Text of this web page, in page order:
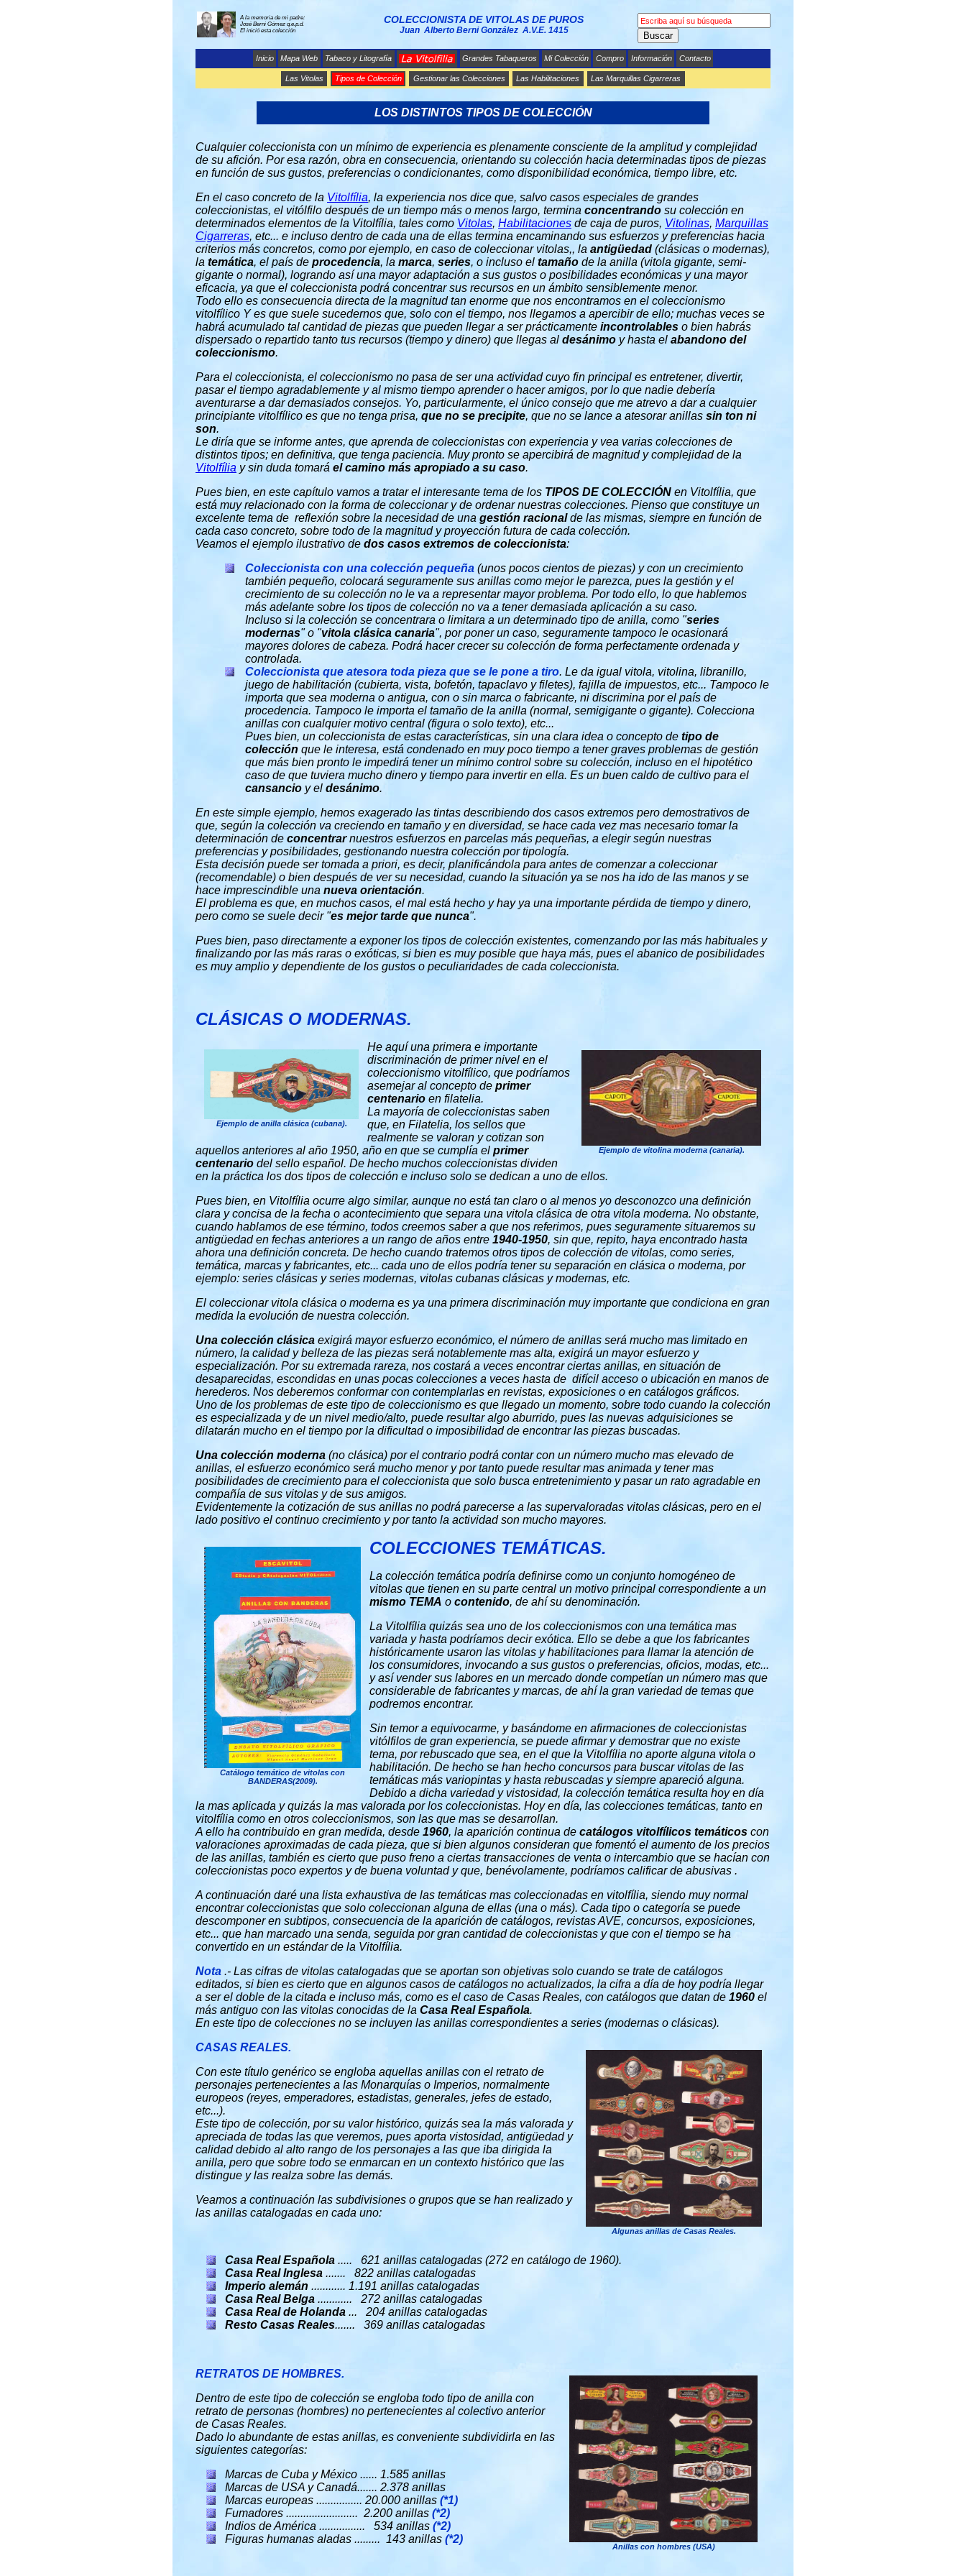
A la memoria de mi padre:
José Berni Gómez q.e.p.d.
El inició esta colección
COLECCIONISTA DE VITOLAS DE PUROS
Juan Alberto Berni González A.V.E. 1415 Buscar
Inicio Mapa Web Tabaco y Litografía Grandes Tabaqueros Mi Colección Compro Información Contacto
Las Vitolas Tipos de Colección Gestionar las Colecciones Las Habilitaciones Las Marquillas Cigarreras
LOS DISTINTOS TIPOS DE COLECCIÓN
Cualquier coleccionista con un mínimo de experiencia es plenamente consciente de la amplitud y complejidad
de su afición. Por esa razón, obra en consecuencia, orientando su colección hacia determinadas tipos de piezas
en función de sus gustos, preferencias o condicionantes, como disponibilidad económica, tiempo libre, etc.
En el caso concreto de la Vitolfília, la experiencia nos dice que, salvo casos especiales de grandes
coleccionistas, el vitólfilo después de un tiempo más o menos largo, termina concentrando su colección en
determinados elementos de la Vitolfília, tales como Vitolas, Habilitaciones de caja de puros, Vitolinas, Marquillas
Cigarreras, etc... e incluso dentro de cada una de ellas termina encaminando sus esfuerzos y preferencias hacia
criterios más concretos, como por ejemplo, en caso de coleccionar vitolas,, la antigüedad (clásicas o modernas),
la temática, el país de procedencia, la marca, series, o incluso el tamaño de la anilla (vitola gigante, semi-
gigante o normal), logrando así una mayor adaptación a sus gustos o posibilidades económicas y una mayor
eficacia, ya que el coleccionista podrá concentrar sus recursos en un ámbito sensiblemente menor.
Todo ello es consecuencia directa de la magnitud tan enorme que nos encontramos en el coleccionismo
vitolfílico Y es que suele sucedernos que, solo con el tiempo, nos llegamos a apercibir de ello; muchas veces se
habrá acumulado tal cantidad de piezas que pueden llegar a ser prácticamente incontrolables o bien habrás
dispersado o repartido tanto tus recursos (tiempo y dinero) que llegas al desánimo y hasta el abandono del
coleccionismo.
Para el coleccionista, el coleccionismo no pasa de ser una actividad cuyo fin principal es entretener, divertir,
pasar el tiempo agradablemente y al mismo tiempo aprender o hacer amigos, por lo que nadie debería
aventurarse a dar demasiados consejos. Yo, particularmente, el único consejo que me atrevo a dar a cualquier
principiante vitolfílico es que no tenga prisa, que no se precipite, que no se lance a atesorar anillas sin ton ni
son.
Le diría que se informe antes, que aprenda de coleccionistas con experiencia y vea varias colecciones de
distintos tipos; en definitiva, que tenga paciencia. Muy pronto se apercibirá de magnitud y complejidad de la
Vitolfília y sin duda tomará el camino más apropiado a su caso.
Pues bien, en este capítulo vamos a tratar el interesante tema de los TIPOS DE COLECCIÓN en Vitolfília, que
está muy relacionado con la forma de coleccionar y de ordenar nuestras colecciones. Pienso que constituye un
excelente tema de reflexión sobre la necesidad de una gestión racionalde las mismas, siempre en función de
cada caso concreto, sobre todo de la magnitud y proyección futura de cada colección.
Veamos el ejemplo ilustrativo de dos casos extremos de coleccionista:
Coleccionista con una colección pequeña (unos pocos cientos de piezas) y con un crecimiento
también pequeño, colocará seguramente sus anillas como mejor le parezca, pues la gestión y el
crecimiento de su colección no le va a representar mayor problema. Por todo ello, lo que hablemos
más adelante sobre los tipos de colección no va a tener demasiada aplicación a su caso.
Incluso si la colección se concentrara o limitara a un determinado tipo de anilla, como "series
modernas" o "vitola clásica canaria", por poner un caso, seguramente tampoco le ocasionará
mayores dolores de cabeza. Podrá hacer crecer su colección de forma perfectamente ordenada y
controlada.
Coleccionista que atesora toda pieza que se le pone a tiro. Le da igual vitola, vitolina, libranillo,
juego de habilitación (cubierta, vista, bofetón, tapaclavo y filetes), fajilla de impuestos, etc... Tampoco le
importa que sea moderna o antigua, con o sin marca o fabricante, ni discrimina por el país de
procedencia. Tampoco le importa el tamaño de la anilla (normal, semigigante o gigante). Colecciona
anillas con cualquier motivo central (figura o solo texto), etc...
Pues bien, un coleccionista de estas características, sin una clara idea o concepto de tipo de
colección que le interesa, está condenado en muy poco tiempo a tener graves problemas de gestión
que más bien pronto le impedirá tener un mínimo control sobre su colección, incluso en el hipotético
caso de que tuviera mucho dinero y tiempo para invertir en ella. Es un buen caldo de cultivo para el
cansancio y el desánimo.
En este simple ejemplo, hemos exagerado las tintas describiendo dos casos extremos pero demostrativos de
que, según la colección va creciendo en tamaño y en diversidad, se hace cada vez mas necesario tomar la
determinación de concentrarnuestros esfuerzos en parcelas más pequeñas, a elegir según nuestras
preferencias y posibilidades, gestionando nuestra colección por tipología.
Esta decisión puede ser tomada a priori, es decir, planificándola para antes de comenzar a coleccionar
(recomendable) o bien después de ver su necesidad, cuando la situación ya se nos ha ido de las manos y se
hace imprescindible una nueva orientación.
El problema es que, en muchos casos, el mal está hecho y hay ya una importante pérdida de tiempo y dinero,
pero como se suele decir "es mejor tarde que nunca".
Pues bien, paso directamente a exponer los tipos de colección existentes, comenzando por las más habituales y
finalizando por las más raras o exóticas, si bien es muy posible que haya más, pues el abanico de posibilidades
es muy amplio y dependiente de los gustos o peculiaridades de cada coleccionista.
CLÁSICAS O MODERNAS.
Ejemplo de vitolina moderna (canaria).
Ejemplo de anilla clásica (cubana).
He aquí una primera e importante
discriminación de primer nivel en el
coleccionismo vitolfílico, que podríamos
asemejar al concepto de primer
centenario en filatelia.
La mayoría de coleccionistas saben
que, en Filatelia, los sellos que
realmente se valoran y cotizan son
aquellos anteriores al año 1950, año en que se cumplía el primer
centenario del sello español. De hecho muchos coleccionistas dividen
en la práctica los dos tipos de colección e incluso solo se dedican a uno de ellos.
Pues bien, en Vitolfília ocurre algo similar, aunque no está tan claro o al menos yo desconozco una definición
clara y concisa de la fecha o acontecimiento que separa una vitola clásica de otra vitola moderna. No obstante,
cuando hablamos de ese término, todos creemos saber a que nos referimos, pues seguramente situaremos su
antigüedad en fechas anteriores a un rango de años entre 1940-1950, sin que, repito, haya encontrado hasta
ahora una definición concreta. De hecho cuando tratemos otros tipos de colección de vitolas, como series,
temática, marcas y fabricantes, etc... cada uno de ellos podría tener su separación en clásica o moderna, por
ejemplo: series clásicas y series modernas, vitolas cubanas clásicas y modernas, etc.
El coleccionar vitola clásica o moderna es ya una primera discriminación muy importante que condiciona en gran
medida la evolución de nuestra colección.
Una colección clásica exigirá mayor esfuerzo económico, el número de anillas será mucho mas limitado en
número, la calidad y belleza de las piezas será notablemente mas alta, exigirá un mayor esfuerzo y
especialización. Por su extremada rareza, nos costará a veces encontrar ciertas anillas, en situación de
desaparecidas, escondidas en unas pocas colecciones a veces hasta de difícil acceso o ubicación en manos de
herederos. Nos deberemos conformar con contemplarlas en revistas, exposiciones o en catálogos gráficos.
Uno de los problemas de este tipo de coleccionismo es que llegado un momento, sobre todo cuando la colección
es especializada y de un nivel medio/alto, puede resultar algo aburrido, pues las nuevas adquisiciones se
dilatarán mucho en el tiempo por la dificultad o imposibilidad de encontrar las piezas buscadas.
Una colección moderna (no clásica) por el contrario podrá contar con un número mucho mas elevado de
anillas, el esfuerzo económico será mucho menor y por tanto puede resultar mas animada y tener mas
posibilidades de crecimiento para el coleccionista que solo busca entretenimiento y pasar un rato agradable en
compañía de sus vitolas y de sus amigos.
Evidentemente la cotización de sus anillas no podrá parecerse a las supervaloradas vitolas clásicas, pero en el
lado positivo el continuo crecimiento y por tanto la actividad son mucho mayores.
Catálogo temático de vitolas con
BANDERAS(2009).
COLECCIONES TEMÁTICAS.
La colección temática podría definirse como un conjunto homogéneo de
vitolas que tienen en su parte central un motivo principal correspondiente a un
mismo TEMA o contenido, de ahí su denominación.
La Vitolfília quizás sea uno de los coleccionismos con una temática mas
variada y hasta podríamos decir exótica. Ello se debe a que los fabricantes
históricamente usaron las vitolas y habilitaciones para llamar la atención de
los consumidores, invocando a sus gustos o preferencias, oficios, modas, etc...
y así vender sus labores en un mercado donde competían un número mas que
considerable de fabricantes y marcas, de ahí la gran variedad de temas que
podremos encontrar.
Sin temor a equivocarme, y basándome en afirmaciones de coleccionistas
vitólfilos de gran experiencia, se puede afirmar y demostrar que no existe
tema, por rebuscado que sea, en el que la Vitolfília no aporte alguna vitola o
habilitación. De hecho se han hecho concursos para buscar vitolas de las
temáticas más variopintas y hasta rebuscadas y siempre apareció alguna.
Debido a dicha variedad y vistosidad, la colección temática resulta hoy en día
la mas aplicada y quizás la mas valorada por los coleccionistas. Hoy en día, las colecciones temáticas, tanto en
vitolfília como en otros coleccionismos, son las que mas se desarrollan.
A ello ha contribuido en gran medida, desde 1960, la aparición continua de catálogos vitolfílicos temáticos con
valoraciones aproximadas de cada pieza, que si bien algunos consideran que fomentó el aumento de los precios
de las anillas, también es cierto que puso freno a ciertas transacciones de venta o intercambio que se hacían con
coleccionistas poco expertos y de buena voluntad y que, benévolamente, podríamos calificar de abusivas .
A continuación daré una lista exhaustiva de las temáticas mas coleccionadas en vitolfília, siendo muy normal
encontrar coleccionistas que solo coleccionan alguna de ellas (una o más). Cada tipo o categoría se puede
descomponer en subtipos, consecuencia de la aparición de catálogos, revistas AVE, concursos, exposiciones,
etc... que han marcado una senda, seguida por gran cantidad de coleccionistas y que con el tiempo se ha
convertido en un estándar de la Vitolfília.
Nota .- Las cifras de vitolas catalogadas que se aportan son objetivas solo cuando se trate de catálogos
editados, si bien es cierto que en algunos casos de catálogos no actualizados, la cifra a día de hoy podría llegar
a ser el doble de la citada e incluso más, como es el caso de Casas Reales, con catálogos que datan de 1960 el
más antiguo con las vitolas conocidas de la Casa Real Española.
En este tipo de colecciones no se incluyen las anillas correspondientes a series (modernas o clásicas).
Algunas anillas de Casas Reales.
CASAS REALES.
Con este título genérico se engloba aquellas anillas con el retrato de
personajes pertenecientes a las Monarquías o Imperios, normalmente
europeos (reyes, emperadores, estadistas, generales, jefes de estado,
etc...).
Este tipo de colección, por su valor histórico, quizás sea la más valorada y
apreciada de todas las que veremos, pues aporta vistosidad, antigüedad y
calidad debido al alto rango de los personajes a las que iba dirigida la
anilla, pero que sobre todo se enmarcan en un contexto histórico que las
distingue y las realza sobre las demás.
Veamos a continuación las subdivisiones o grupos que se han realizado y
las anillas catalogadas en cada uno:
Casa Real Española ..... 621 anillas catalogadas (272 en catálogo de 1960).
Casa Real Inglesa ....... 822 anillas catalogadas
Imperio alemán ............ 1.191 anillas catalogadas
Casa Real Belga ............ 272 anillas catalogadas
Casa Real de Holanda ... 204 anillas catalogadas
Resto Casas Reales....... 369 anillas catalogadas
Anillas con hombres (USA)
RETRATOS DE HOMBRES.
Dentro de este tipo de colección se engloba todo tipo de anilla con
retrato de personas (hombres) no pertenecientes al colectivo anterior
de Casas Reales.
Dado lo abundante de estas anillas, es conveniente subdividirla en las
siguientes categorías:
Marcas de Cuba y México ...... 1.585 anillas
Marcas de USA y Canadá....... 2.378 anillas
Marcas europeas ................ 20.000 anillas (*1)
Fumadores ......................... 2.200 anillas (*2)
Indios de América ................ 534 anillas (*2)
Figuras humanas aladas ......... 143 anillas (*2)